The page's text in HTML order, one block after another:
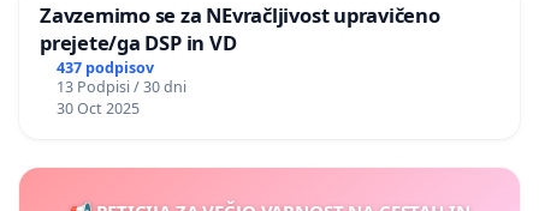
Zavzemimo se za NEvračljivost upravičeno
prejete/ga DSP in VD
437 podpisov
13 Podpisi / 30 dni
30 Oct 2025